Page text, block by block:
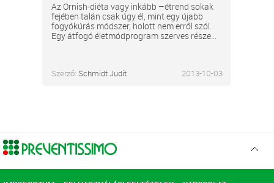
Az Ornish-diéta vagy inkább –étrend sokak
fejében talán csak úgy él, mint egy újabb
fogyókúrás módszer, holott nem erről szól.
Egy átfogó életmódprogram szerves része...
Szerző: Schmidt Judit 2013-10-03
elejére